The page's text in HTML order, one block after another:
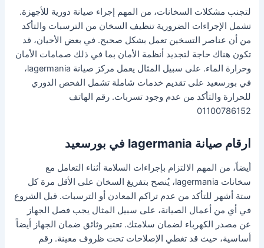
لتجنب مشكلات السخانات، من المهم إجراء صيانة دورية للأجهزة.
تشمل الإجراءات الضرورية تنظيف السخان من الترسبات والتأكد
من أن عناصر التسخين تعمل بشكل صحيح. في بعض الأحيان، قد
تكون هناك حاجة لتجديد أنظمة الأمان بما في ذلك صمامات الأمان
وحرارة الماء. على سبيل المثال يعمل مركز صيانة lagermania،
في بورسعيد على تقديم خدمات شاملة تشمل الفحص الدوري
للحرارة والتأكد من عدم وجود تسربات. رقم الهاتف
01100786152
ارقام صيانة lagermania في بورسعيد
أيضاً، من المهم الالتزام بإجراءات السلامة أثناء التعامل مع
سخانات lagermania، يُنصح بتفريغ السخان على الأقل مرة كل
ستة أشهر للتأكد من عدم تراكم المعادن أو الترسبات. قبل الشروع
في أي من أعمال الصيانة، على سبيل المثال يجب فصل الجهاز
عن مصدر الكهرباء لضمان سلامتك. تعتبر وثائق ضمان الجهاز أيضاً
أساسية، حيث قد تغطي الإصلاحات تحت ظروف معينة. رقم